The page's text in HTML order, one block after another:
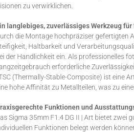
zu verwirklichen.
langlebiges, zuverlässiges Werkzeug
die Montage hochpräziser gefertigten
Haltbarkeit und
der Handlichkeit ein. Als professionelles
erforderliche
(Thermally-Stable-Composite) ist eine
hohe Affinität zu Metallteilen, was zu
Funktionen und
Sigma 35mm F1.4 DG II | Art bietet zwei
Funktionen belegt werden